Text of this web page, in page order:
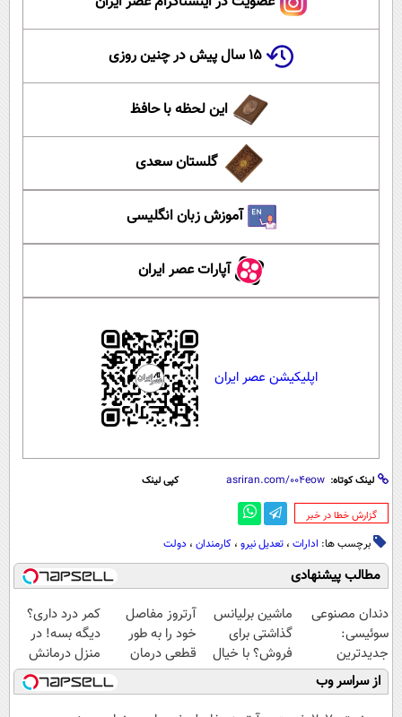
۱۵ سال پیش در چنین روزی
این لحظه با حافظ
گلستان سعدی
آموزش زبان انگلیسی
آپارات عصر ایران
اپلیکیشن عصر ایران
لینک کوتاه: کپی لینک
‌گزارش خطا در خبر
برچسب ها: ادارات ، تعدیل نیرو ، کارمندان ، دولت
مطالب پیشنهادی
دندان مصنوعی
سوئیسی:
جدیدترین
فناوری اروپا،
سبک و مقاوم |
ماشین برلیانس
گذاشتی برای
فروش؟ با خیال
راحت بفروش
آرتروز مفاصل
خود را به طور
قطعی درمان
کنید!
◗پرسش‌نامه◖
کمر درد داری؟
دیگه بسه! در
منزل درمانش
کن
(◀پرسش‌نامه)
از سراسر وب